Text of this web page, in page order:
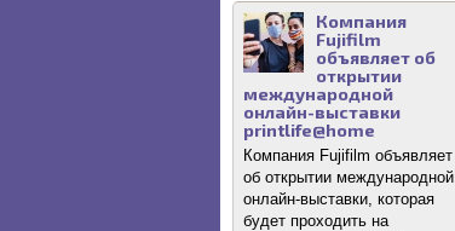
Компания
Fujifilm
объявляет об
открытии
международной
онлайн-выставки
printlife@home
Компания Fujifilm объявляет
об открытии международной
онлайн-выставки, которая
будет проходить на